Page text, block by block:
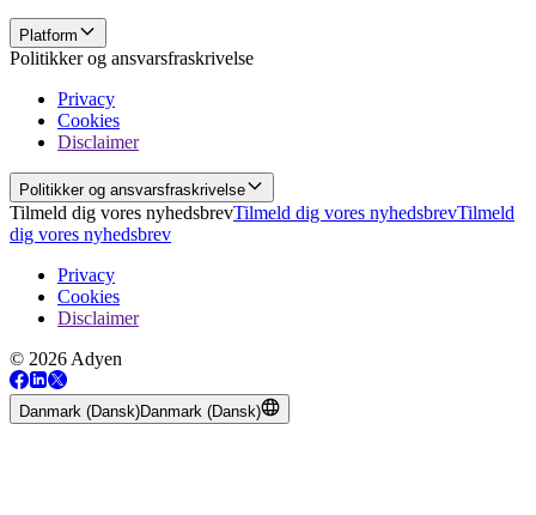
Platform
Politikker og ansvarsfraskrivelse
Privacy
Cookies
Disclaimer
Politikker og ansvarsfraskrivelse
Tilmeld dig vores nyhedsbrevTilmeld dig vores nyhedsbrevTilmeld
dig vores nyhedsbrev
Privacy
Cookies
Disclaimer
© 2026 Adyen
Danmark (Dansk)Danmark (Dansk)